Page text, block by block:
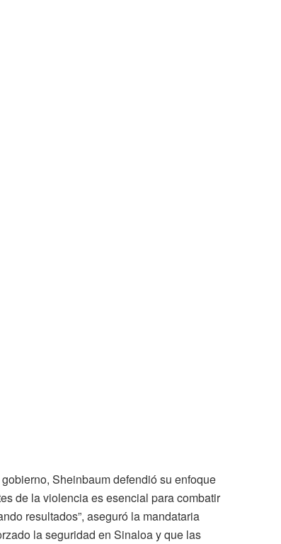
Sheinbaum defendió su enfoque
de la violencia es esencial para combatir
resultados”, aseguró la mandataria
la seguridad en Sinaloa y que las